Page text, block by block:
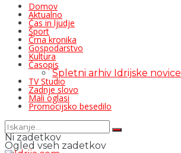
Domov
Aktualno
Čas in ljudje
Šport
Črna kronika
Gospodarstvo
Kultura
Časopis
Spletni arhiv Idrijske novice
TV Studio
Zadnje slovo
Mali oglasi
Promocijsko besedilo
Ni zadetkov
Ogled vseh zadetkov